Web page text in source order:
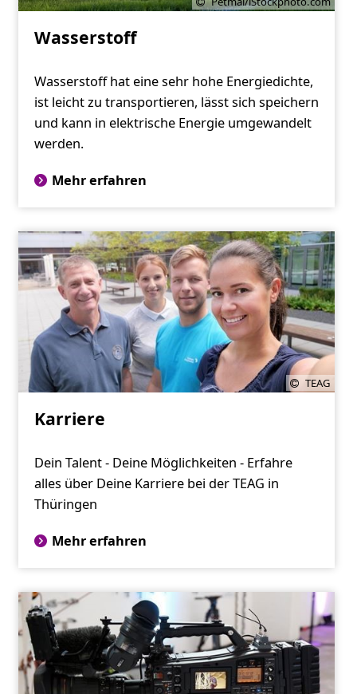
Wasserstoff
Wasserstoff hat eine sehr hohe Energiedichte,
ist leicht zu transportieren, lässt sich speichern
und kann in elektrische Energie umgewandelt
werden.
Mehr erfahren
TEAG
Karriere
Dein Talent - Deine Möglichkeiten - Erfahre
alles über Deine Karriere bei der TEAG in
Thüringen
Mehr erfahren